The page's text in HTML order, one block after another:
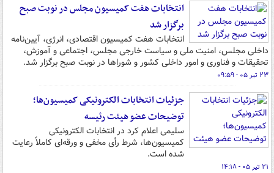
انتخابات هفت کمیسیون مجلس در نوبت صبح
برگزار شد
انتخابات هفت کمیسیون اقتصادی، انرژی، آیین‌نامه
داخلی مجلس، امنیت ملی و سیاست خارجی مجلس، اجتماعی و آموزش،
تحقیقات و فناوری و امور داخلی کشور و شوراها در نوبت صبح برگزار شد.
۲۳ تیر ۰۵ - ۰۹:۵۹
جزئیات انتخابات الکترونیکی کمیسیون‌ها؛
توضیحات عضو هیئت رئیسه
سلیمی اعلام کرد در انتخابات الکترونیکی
کمیسیون‌ها، شرط رأی مخفی و ورقه‌ای کاملاً رعایت
شده است.
۲۱ تیر ۰۵ - ۱۴:۱۸